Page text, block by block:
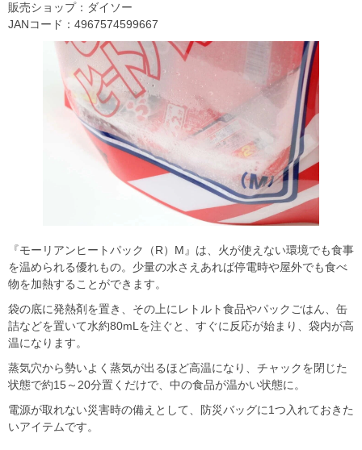
販売ショップ：ダイソー
JANコード：4967574599667
『モーリアンヒートパック（R）M』は、火が使えない環境でも食事
を温められる優れもの。少量の水さえあれば停電時や屋外でも食べ
物を加熱することができます。
袋の底に発熱剤を置き、その上にレトルト食品やパックごはん、缶
詰などを置いて水約80mLを注ぐと、すぐに反応が始まり、袋内が高
温になります。
蒸気穴から勢いよく蒸気が出るほど高温になり、チャックを閉じた
状態で約15～20分置くだけで、中の食品が温かい状態に。
電源が取れない災害時の備えとして、防災バッグに1つ入れておきた
いアイテムです。